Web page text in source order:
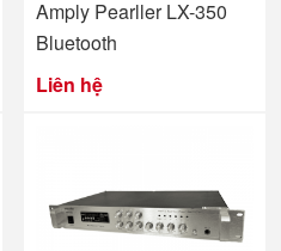
Amply Pearller LX-350
Bluetooth
Liên hệ